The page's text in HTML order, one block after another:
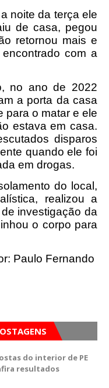
noite da terça ele
de casa, pegou
retornou mais e
com a
no ano de 2022
a porta da casa
para o matar e ele
estava em casa.
disparos
quando ele foi
em drogas.
do local,
realizou a
investigação da
o corpo para
Paulo Fernando
do interior de PE
resultados